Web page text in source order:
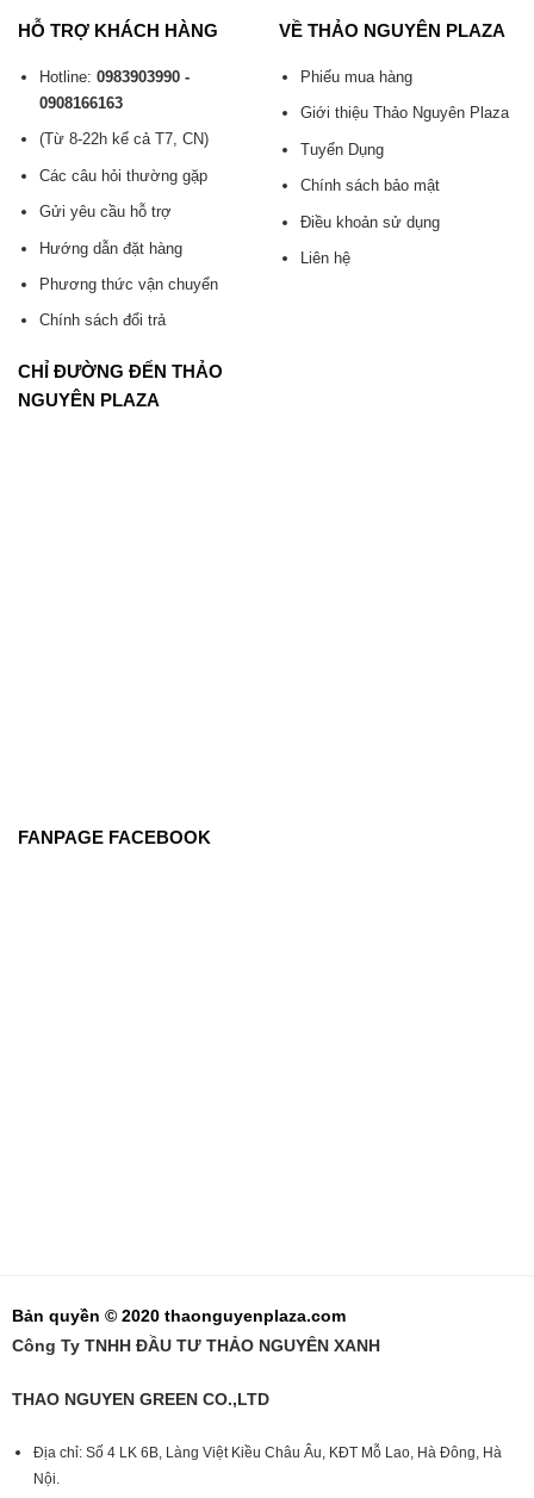
HỖ TRỢ KHÁCH HÀNG
Hotline: 0983903990 -
0908166163
(Từ 8-22h kể cả T7, CN)
Các câu hỏi thường gặp
Gửi yêu cầu hỗ trợ
Hướng dẫn đặt hàng
Phương thức vận chuyển
Chính sách đổi trả
VỀ THẢO NGUYÊN PLAZA
Phiếu mua hàng
Giới thiệu Thảo Nguyên Plaza
Tuyển Dụng
Chính sách bảo mật
Điều khoản sử dụng
Liên hệ
CHỈ ĐƯỜNG ĐẾN THẢO
NGUYÊN PLAZA
FANPAGE FACEBOOK
Bản quyền © 2020 thaonguyenplaza.com
Công Ty TNHH ĐẦU TƯ THẢO NGUYÊN XANH
THAO NGUYEN GREEN CO.,LTD
Địa chỉ: Số 4 LK 6B, Làng Việt Kiều Châu Âu, KĐT Mỗ Lao, Hà Đông, Hà
Nội.